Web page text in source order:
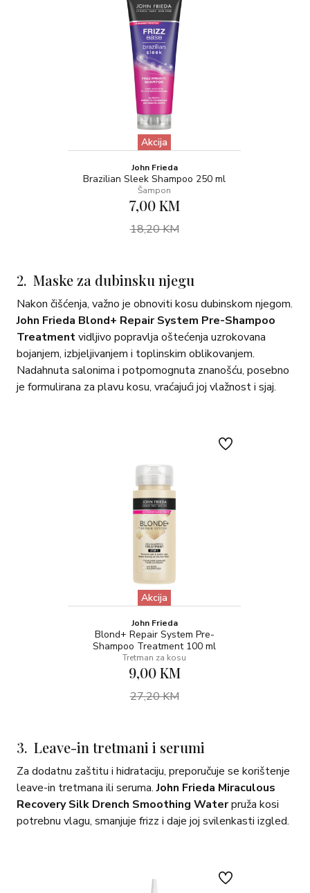
Akcija
John Frieda
Brazilian Sleek Shampoo 250 ml
Šampon
7,00 KM
18,20 KM
2. Maske za dubinsku njegu
Nakon čišćenja, važno je obnoviti kosu dubinskom njegom.
John Frieda Blond+ Repair System Pre-Shampoo
Treatmentvidljivo popravlja oštećenja uzrokovana
bojanjem, izbjeljivanjem i toplinskim oblikovanjem.
Nadahnuta salonima i potpomognuta znanošću, posebno
je formulirana za plavu kosu, vraćajući joj vlažnost i sjaj.
Akcija
John Frieda
Blond+ Repair System Pre-
Shampoo Treatment 100 ml
Tretman za kosu
9,00 KM
27,20 KM
3. Leave-in tretmani i serumi
Za dodatnu zaštitu i hidrataciju, preporučuje se korištenje
leave-in tretmana ili seruma.John Frieda Miraculous
Recovery Silk Drench Smoothing Waterpruža kosi
potrebnu vlagu, smanjuje frizz i daje joj svilenkasti izgled.